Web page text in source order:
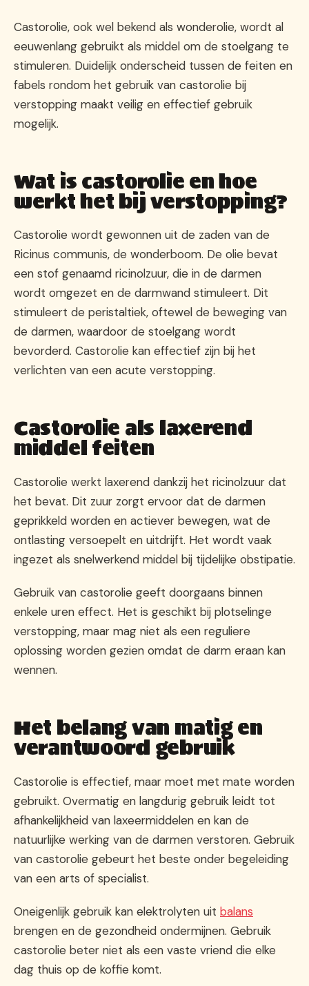
Castorolie, ook wel bekend als wonderolie, wordt al
eeuwenlang gebruikt als middel om de stoelgang te
stimuleren. Duidelijk onderscheid tussen de feiten en
fabels rondom het gebruik van castorolie bij
verstopping maakt veilig en effectief gebruik
mogelijk.
Wat is castorolie en hoe
werkt het bij verstopping?
Castorolie wordt gewonnen uit de zaden van de
Ricinus communis, de wonderboom. De olie bevat
een stof genaamd ricinolzuur, die in de darmen
wordt omgezet en de darmwand stimuleert. Dit
stimuleert de peristaltiek, oftewel de beweging van
de darmen, waardoor de stoelgang wordt
bevorderd. Castorolie kan effectief zijn bij het
verlichten van een acute verstopping.
Castorolie als laxerend
middel feiten
Castorolie werkt laxerend dankzij het ricinolzuur dat
het bevat. Dit zuur zorgt ervoor dat de darmen
geprikkeld worden en actiever bewegen, wat de
ontlasting versoepelt en uitdrijft. Het wordt vaak
ingezet als snelwerkend middel bij tijdelijke obstipatie.
Gebruik van castorolie geeft doorgaans binnen
enkele uren effect. Het is geschikt bij plotselinge
verstopping, maar mag niet als een reguliere
oplossing worden gezien omdat de darm eraan kan
wennen.
Het belang van matig en
verantwoord gebruik
Castorolie is effectief, maar moet met mate worden
gebruikt. Overmatig en langdurig gebruik leidt tot
afhankelijkheid van laxeermiddelen en kan de
natuurlijke werking van de darmen verstoren. Gebruik
van castorolie gebeurt het beste onder begeleiding
van een arts of specialist.
Oneigenlijk gebruik kan elektrolyten uit balans
brengen en de gezondheid ondermijnen. Gebruik
castorolie beter niet als een vaste vriend die elke
dag thuis op de koffie komt.